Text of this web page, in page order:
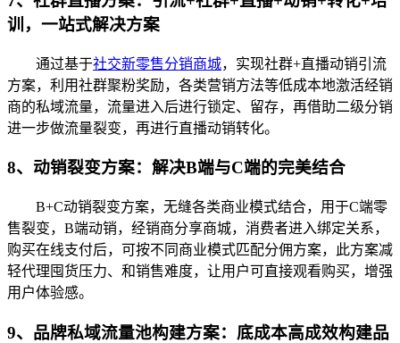
训，一站式解决方案
通过基于社交新零售分销商城，实现社群+直播动销引流
方案，利用社群聚粉奖励，各类营销方法等低成本地激活经销
商的私域流量，流量进入后进行锁定、留存，再借助二级分销
进一步做流量裂变，再进行直播动销转化。
8、动销裂变方案：解决B端与C端的完美结合
B+C动销裂变方案，无缝各类商业模式结合，用于C端零
售裂变，B端动销，经销商分享商城，消费者进入绑定关系，
购买在线支付后，可按不同商业模式匹配分佣方案，此方案减
轻代理囤货压力、和销售难度，让用户可直接观看购买，增强
用户体验感。
9、品牌私域流量池构建方案：底成本高成效构建品